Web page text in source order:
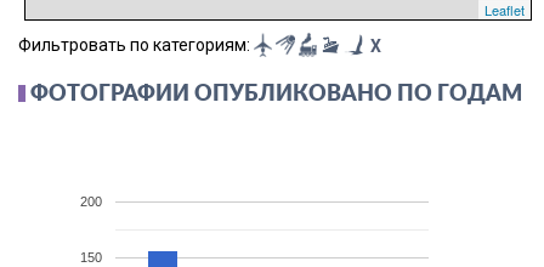
Leaflet
Фильтровать по категориям:
X
ФОТОГРАФИИ ОПУБЛИКОВАНО ПО ГОДАМ
150
200